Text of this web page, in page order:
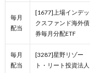
毎月
配当
[1677]上場インデッ
クスファンド海外債
券毎月分配ETF
毎月
配当
[3287]星野リゾー
ト・リート投資法人